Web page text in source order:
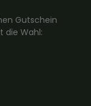
Gutschein
die Wahl: